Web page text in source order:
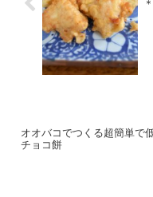
オオバコでつくる超簡単で
チョコ餅